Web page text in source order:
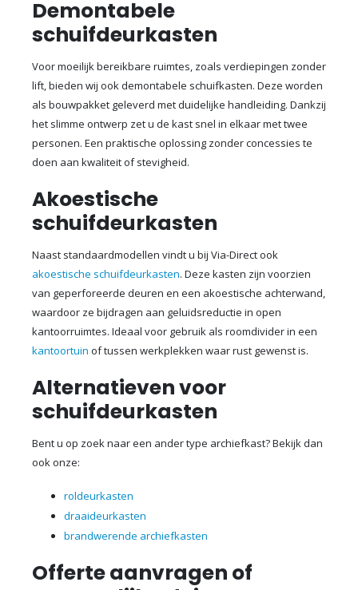
Demontabele
schuifdeurkasten
Voor moeilijk bereikbare ruimtes, zoals verdiepingen zonder
lift, bieden wij ook demontabele schuifkasten. Deze worden
als bouwpakket geleverd met duidelijke handleiding. Dankzij
het slimme ontwerp zet u de kast snel in elkaar met twee
personen. Een praktische oplossing zonder concessies te
doen aan kwaliteit of stevigheid.
Akoestische
schuifdeurkasten
Naast standaardmodellen vindt u bij Via-Direct ook
akoestische schuifdeurkasten. Deze kasten zijn voorzien
van geperforeerde deuren en een akoestische achterwand,
waardoor ze bijdragen aan geluidsreductie in open
kantoorruimtes. Ideaal voor gebruik als roomdivider in een
kantoortuin of tussen werkplekken waar rust gewenst is.
Alternatieven voor
schuifdeurkasten
Bent u op zoek naar een ander type archiefkast? Bekijk dan
ook onze:
roldeurkasten
draaideurkasten
brandwerende archiefkasten
Offerte aanvragen of